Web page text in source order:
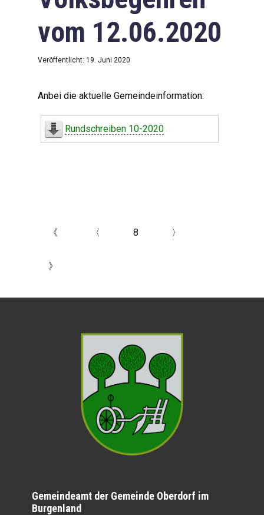
vom 12.06.2020
Veröffentlicht: 19. Juni 2020
Anbei die aktuelle Gemeindeinformation:
Rundschreiben 10-2020
《 〈 8 〉
》
Gemeindeamt der Gemeinde Oberdorf im
Burgenland